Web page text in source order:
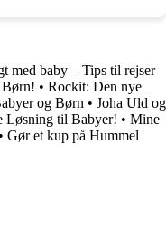
med baby – Tips til rejser
• Rockit: Den nye
og Børn • Joha Uld og
Løsning til Babyer! • Mine
• Gør et kup på Hummel